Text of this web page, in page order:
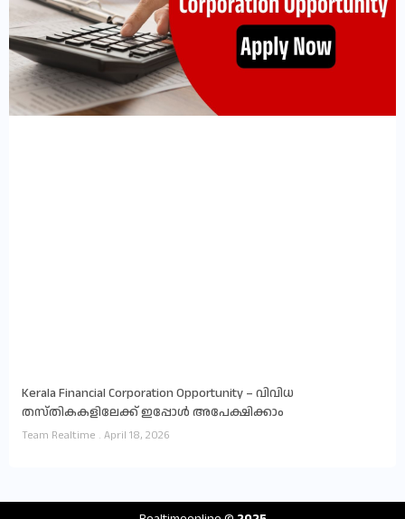
Kerala Financial Corporation Opportunity – വിവിധ
തസ്തികകളിലേക്ക് ഇപ്പോൾ അപേക്ഷിക്കാം
Team Realtime April 18, 2026